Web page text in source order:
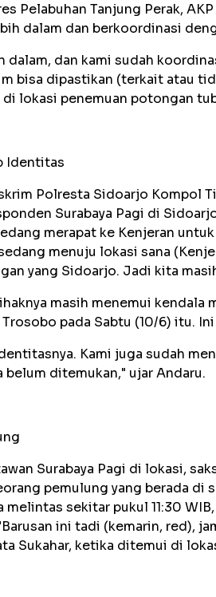
Pelabuhan Tanjung Perak,
dalam dan berkoordinasi
dalam, dan kami sudah
bisa dipastikan (terkait atau
di lokasi penemuan potongan
Identitas
Polresta Sidoarjo Kompol
Surabaya Pagi di
merapat ke Kenjeran
menuju lokasi sana
yang Sidoarjo. Jadi kita
masih menemui
pada Sabtu (10/6) itu.
Kami juga sudah
belum ditemukan," ujar Andaru.
Surabaya Pagi di lokasi,
pemulung yang berada di
melintas sekitar pukul 11:30
ini tadi (kemarin, red),
Sukahar, ketika ditemui di